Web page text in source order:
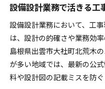
設備設計業務で活きる工
設備設計業務において、工
は、設計の的確さや業務効
島根県出雲市大社町北荒木
が多い地域では、最新の公
料や設計図の記載ミスを防ぐ